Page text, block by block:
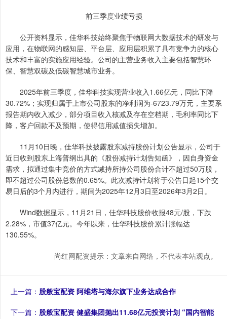
前三季度业绩亏损
公开资料显示，佳华科技始终聚焦于物联网大数据技术的研发与
应用，在物联网的感知层、平台层、应用层积累了具有竞争力的核心
技术和丰富的实施应用经验。公司的主营业务收入主要包括智慧环
保、智慧双碳及低碳智慧城市业务。
2025年前三季度，佳华科技实现营业收入1.66亿元，同比下降
30.72%；实现归属于上市公司股东的净利润为-6723.79万元，主要系
报告期内收入减少，部分项目收入核减及存在空档期，毛利率同比下
降，客户回款不及预期，使得信用减值损失增加。
11月10日晚，佳华科技披露股东减持股份计划公告显示，公司于
近日收到股东上海普纲出具的《股份减持计划告知函》，因自身资金
需求，拟通过集中竞价的方式减持所持公司股份合计不超过50万股，
即不超过公司股份总数的0.65%。此次减持计划将于公告日起15个交
易日后的3个月内进行，期间为2025年12月3日至2026年3月2日。
Wind数据显示，11月21日，佳华科技股价收报48元/股，下跌
2.28%，市值37亿元。今年以来，佳华科技股价累计涨幅达
130.55%。
尚红网配资提示：文章来自网络，不代表本站观点。
上一篇： 股般宝配资 阿维塔与海尔旗下业务达成合作
下一篇： 股般宝配资 健盛集团抛出11.68亿元投资计划 “国内智能